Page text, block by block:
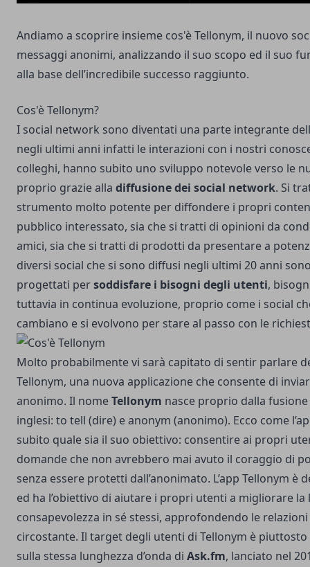
Andiamo a scoprire insieme cos'è Tellonym, il nuovo
messaggi anonimi, analizzando il suo scopo ed il suo
alla base dell’incredibile successo raggiunto.
Cos'è Tellonym?
I social network sono diventati una parte integrante
negli ultimi anni infatti le interazioni con i nostri
colleghi, hanno subito uno sviluppo notevole verso le
proprio grazie alla diffusione dei social network. Si
strumento molto potente per diffondere i propri
pubblico interessato, sia che si tratti di opinioni da
amici, sia che si tratti di prodotti da presentare a
diversi social che si sono diffusi negli ultimi 20 anni
progettati persoddisfare i bisogni degli utenti,
tuttavia in continua evoluzione, proprio come i social
cambiano e si evolvono per stare al passo con le
Molto probabilmente vi sarà capitato di sentir parlare
Tellonym, una nuova applicazione che consente di
anonimo. Il nomeTellonym nasce proprio dalla
inglesi: to tell (dire) e anonym (anonimo). Ecco come
subito quale sia il suo obiettivo: consentire ai propri
domande che non avrebbero mai avuto il coraggio di
senza essere protetti dall’anonimato. L’app Tellonym è
ed ha l’obiettivo di aiutare i propri utenti a migliorare la
consapevolezza in sé stessi, approfondendo le
circostante. Il target degli utenti di Tellonym è piuttosto
sulla stessa lunghezza d’onda di Ask.fm, lanciato nel